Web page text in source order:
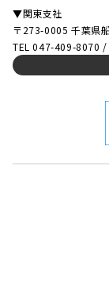
▼関東支社
〒273-0005 千葉県
TEL 047-409-8070 /